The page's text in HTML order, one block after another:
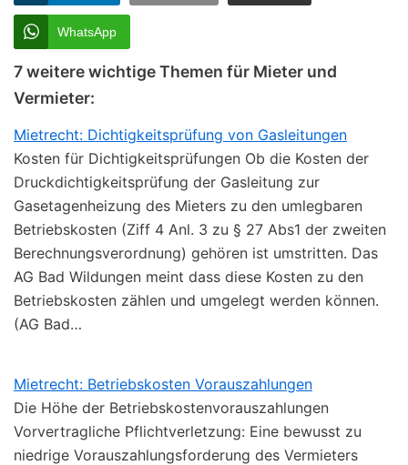
WhatsApp
7 weitere wichtige Themen für Mieter und
Vermieter:
Mietrecht: Dichtigkeitsprüfung von Gasleitungen
Kosten für Dichtigkeitsprüfungen Ob die Kosten der
Druckdichtigkeitsprüfung der Gasleitung zur
Gasetagenheizung des Mieters zu den umlegbaren
Betriebskosten (Ziff 4 Anl. 3 zu § 27 Abs1 der zweiten
Berechnungsverordnung) gehören ist umstritten. Das
AG Bad Wildungen meint dass diese Kosten zu den
Betriebskosten zählen und umgelegt werden können.
(AG Bad…
Mietrecht: Betriebskosten Vorauszahlungen
Die Höhe der Betriebskostenvorauszahlungen
Vorvertragliche Pflichtverletzung: Eine bewusst zu
niedrige Vorauszahlungsforderung des Vermieters